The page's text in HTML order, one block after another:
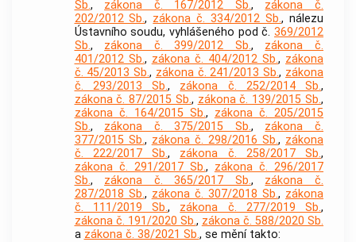
Sb., zákona č. 167/2012 Sb., zákona č.
202/2012 Sb., zákona č. 334/2012 Sb., nálezu
Ústavního soudu, vyhlášeného pod č. 369/2012
Sb., zákona č. 399/2012 Sb., zákona č.
401/2012 Sb., zákona č. 404/2012 Sb., zákona
č. 45/2013 Sb., zákona č. 241/2013 Sb., zákona
č. 293/2013 Sb., zákona č. 252/2014 Sb.,
zákona č. 87/2015 Sb., zákona č. 139/2015 Sb.,
zákona č. 164/2015 Sb., zákona č. 205/2015
Sb., zákona č. 375/2015 Sb., zákona č.
377/2015 Sb., zákona č. 298/2016 Sb., zákona
č. 222/2017 Sb., zákona č. 258/2017 Sb.,
zákona č. 291/2017 Sb., zákona č. 296/2017
Sb., zákona č. 365/2017 Sb., zákona č.
287/2018 Sb., zákona č. 307/2018 Sb., zákona
č. 111/2019 Sb., zákona č. 277/2019 Sb.,
zákona č. 191/2020 Sb., zákona č. 588/2020 Sb.
a zákona č. 38/2021 Sb., se mění takto: